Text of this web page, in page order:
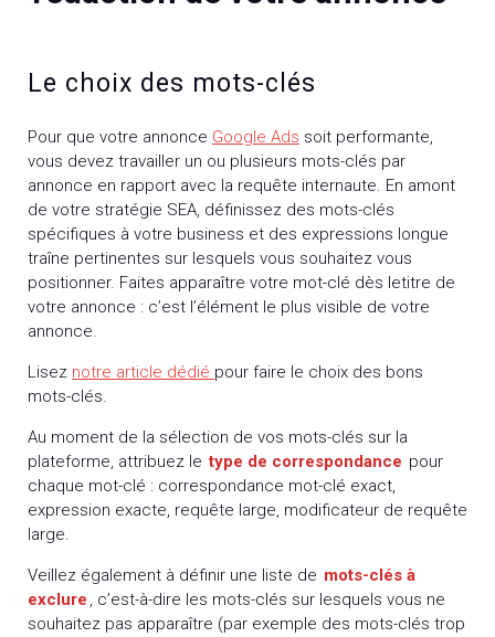
Le choix des mots-clés
Pour que votre annonce Google Ads soit performante,
vous devez travailler un ou plusieurs mots-clés par
annonce en rapport avec la requête internaute. En amont
de votre stratégie SEA, définissez des mots-clés
spécifiques à votre business et des expressions longue
traîne pertinentes sur lesquels vous souhaitez vous
positionner. Faites apparaître votre mot-clé dès letitre de
votre annonce : c’est l’élément le plus visible de votre
annonce.
Lisez notre article dédié pour faire le choix des bons
mots-clés.
Au moment de la sélection de vos mots-clés sur la
plateforme, attribuez le type de correspondance pour
chaque mot-clé : correspondance mot-clé exact,
expression exacte, requête large, modificateur de requête
large.
Veillez également à définir une liste de mots-clés à
exclure , c’est-à-dire les mots-clés sur lesquels vous ne
souhaitez pas apparaître (par exemple des mots-clés trop